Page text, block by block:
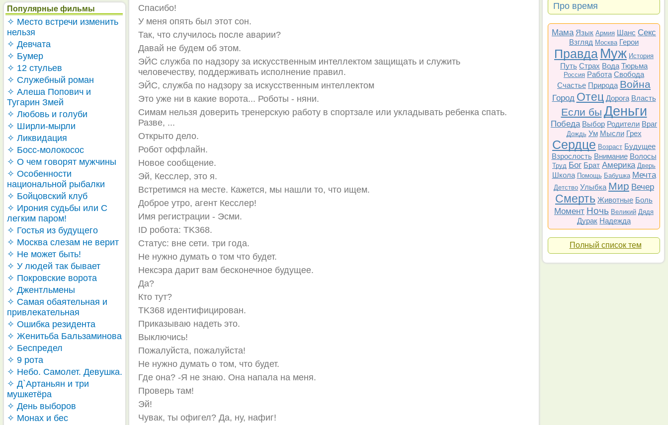
Популярные фильмы
✧ Место встречи изменить
нельзя
✧ Девчата
✧ Бумер
✧ 12 стульев
✧ Служебный роман
✧ Алеша Попович и
Тугарин Змей
✧ Любовь и голуби
✧ Ширли-мырли
✧ Ликвидация
✧ Босс-молокосос
✧ О чем говорят мужчины
✧ Особенности
национальной рыбалки
✧ Бойцовский клуб
✧ Ирония судьбы или С
легким паром!
✧ Гостья из будущего
✧ Москва слезам не верит
✧ Не может быть!
✧ У людей так бывает
✧ Покровские ворота
✧ Джентльмены
✧ Самая обаятельная и
привлекательная
✧ Ошибка резидента
✧ Женитьба Бальзаминова
✧ Беспредел
✧ 9 рота
✧ Небо. Самолет. Девушка.
✧ Д`Артаньян и три
мушкетёра
✧ День выборов
✧ Монах и бес
Про время
Мама Язык Армия Шанс Секс
Взгляд Москва Герои
Правда Муж История
Путь Страх Вода Тюрьма
Россия Работа Свобода
Счастье Природа Война
Город Отец Дорога Власть
Если бы Деньги
Победа Выбор Родители Враг
Дождь Ум Мысли Грех
Сердце Возраст Будущее
Взрослость Внимание Волосы
Труд Бог Брат Америка Дверь
Школа Помощь Бабушка Мечта
Детство Улыбка Мир Вечер
Смерть Животные Боль
Момент Ночь Великий Дядя
Дурак Надежда
Полный список тем
Спасибо!
У меня опять был этот сон.
Так, что случилось после аварии?
Давай не будем об этом.
ЭЙС служба по надзору за искусственным интеллектом защищать и служить
человечеству, поддерживать исполнение правил.
ЭЙС, служба по надзору за искусственным интеллектом
Это уже ни в какие ворота... Роботы - няни.
Симам нельзя доверить тренерскую работу в спортзале или укладывать ребенка спать.
Разве, ...
Открыто дело.
Робот оффлайн.
Новое сообщение.
Эй, Кесслер, это я.
Встретимся на месте. Кажется, мы нашли то, что ищем.
Доброе утро, агент Кесслер!
Имя регистрации - Эсми.
ID робота: TK368.
Статус: вне сети. три года.
Не нужно думать о том что будет.
Нексэра дарит вам бесконечное будущее.
Да?
Кто тут?
TK368 идентифицирован.
Приказываю надеть это.
Выключись!
Пожалуйста, пожалуйста!
Не нужно думать о том, что будет.
Где она? -Я не знаю. Она напала на меня.
Проверь там!
Эй!
Чувак, ты офигел? Да, ну, нафиг!